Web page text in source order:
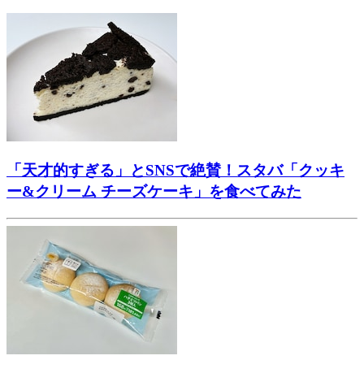
「天才的すぎる」とSNSで絶賛！スタバ「クッキ
ー&クリーム チーズケーキ」を食べてみた